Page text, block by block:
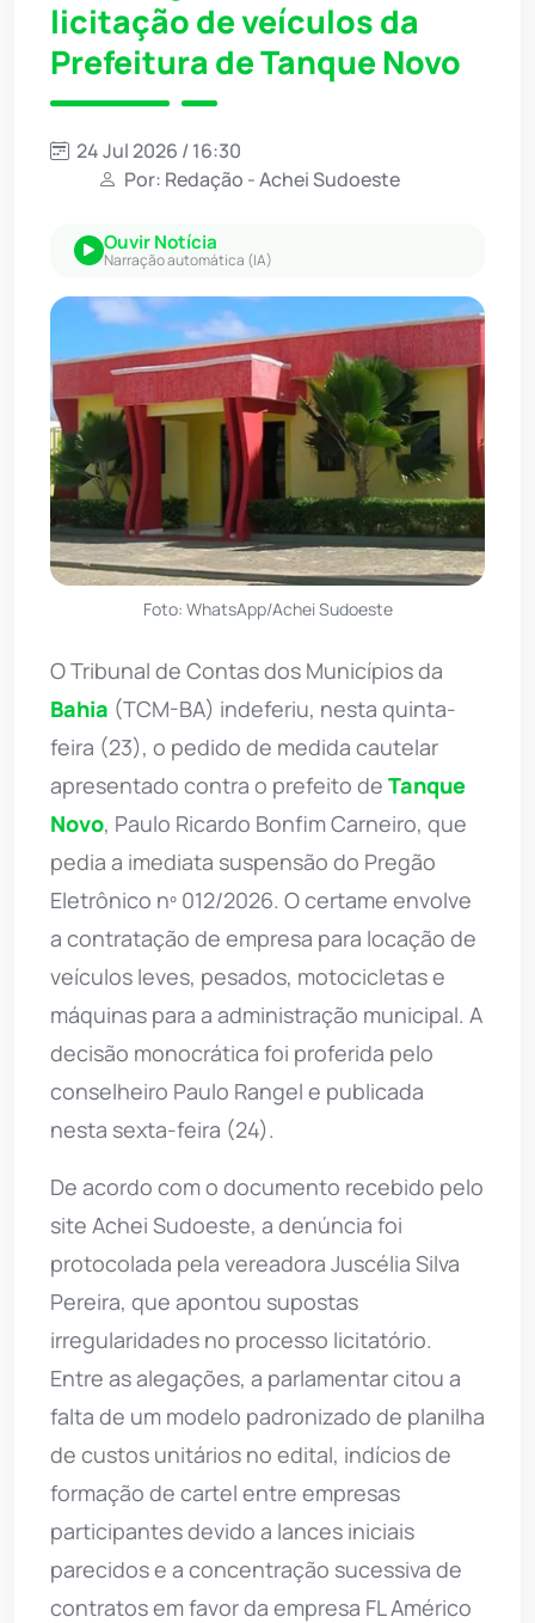
licitação de veículos da
Prefeitura de Tanque Novo
24 Jul 2026 / 16:30
Por: Redação - Achei Sudoeste
Ouvir Notícia
Narração automática (IA)
Foto: WhatsApp/Achei Sudoeste
O Tribunal de Contas dos Municípios da
Bahia (TCM-BA) indeferiu, nesta quinta-
feira (23), o pedido de medida cautelar
apresentado contra o prefeito de Tanque
Novo, Paulo Ricardo Bonfim Carneiro, que
pedia a imediata suspensão do Pregão
Eletrônico nº 012/2026. O certame envolve
a contratação de empresa para locação de
veículos leves, pesados, motocicletas e
máquinas para a administração municipal. A
decisão monocrática foi proferida pelo
conselheiro Paulo Rangel e publicada
nesta sexta-feira (24).
De acordo com o documento recebido pelo
site Achei Sudoeste, a denúncia foi
protocolada pela vereadora Juscélia Silva
Pereira, que apontou supostas
irregularidades no processo licitatório.
Entre as alegações, a parlamentar citou a
falta de um modelo padronizado de planilha
de custos unitários no edital, indícios de
formação de cartel entre empresas
participantes devido a lances iniciais
parecidos e a concentração sucessiva de
contratos em favor da empresa FL Américo